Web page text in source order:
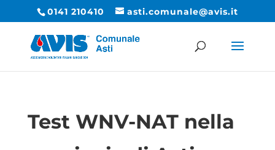
0141 210410 asti.comunale@avis.it
Test WNV-NAT nella